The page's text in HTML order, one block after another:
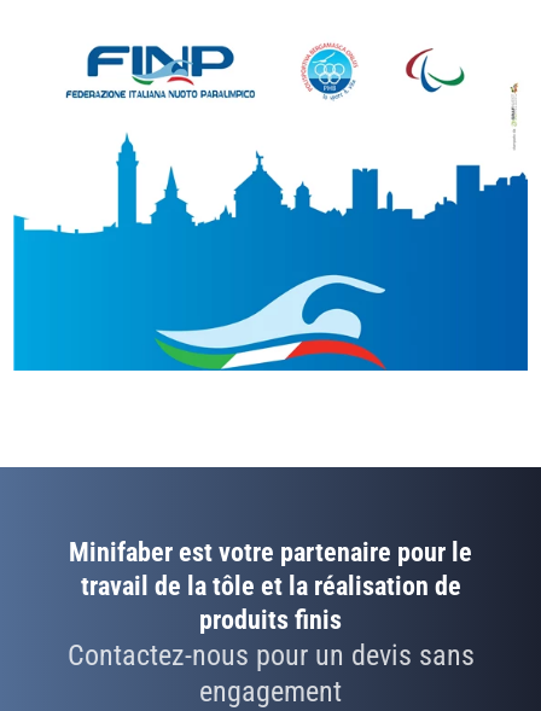
Minifaber est votre partenaire pour le
travail de la tôle et la réalisation de
produits finis
Contactez-nous pour un devis sans
engagement